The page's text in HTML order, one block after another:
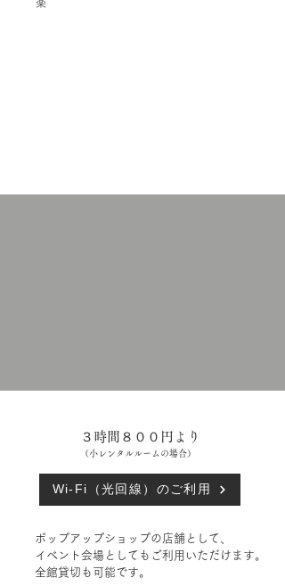
​
​３時間８００円より
（小レンタルルームの場合）
Wi-Fi（光回線）のご利用
ポップアップショップの店舗として、
イベント会場としてもご利用いただけます。
​全館貸切も可能です。